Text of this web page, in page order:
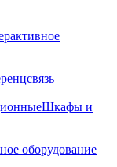
Шкафы и
оборудование